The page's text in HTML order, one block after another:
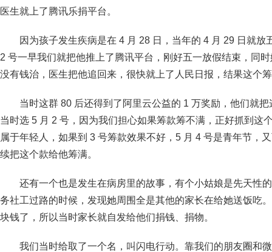
医生就上了腾讯乐捐平台。
因为孩子发生疾病是在 4 月 28 日，当年的 4 月 29 日就放
2 号一早我们就把他推上了腾讯平台，刚好五一放假结束，同
没有钱治，医生把他追回来，很快就上了人民日报，结果这个
当时这群 80 后还得到了阿里云公益的 1 万奖励，他们就
当时选 5 月 2 号，因为我们担心如果筹款筹不满，正好抓到这
属于年轻人，如果到 3 号筹款效果不好，5 月 4 号是青年节，
续把这个款给他筹满。
还有一个也是发生在病房里的故事，有个小姑娘是先天性
务社工过路的时候，发现她周围全是其他的家长在给她送饭吃
块钱了，所以当时家长就自发给他们捐钱、捐物。
我们当时给取了一个名，叫闪电行动。靠我们的朋友圈和